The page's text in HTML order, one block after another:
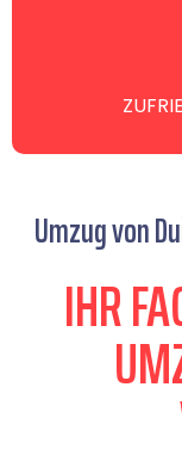
Umzug von
IHR